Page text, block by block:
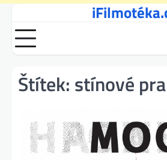
content
Štítek: stínové